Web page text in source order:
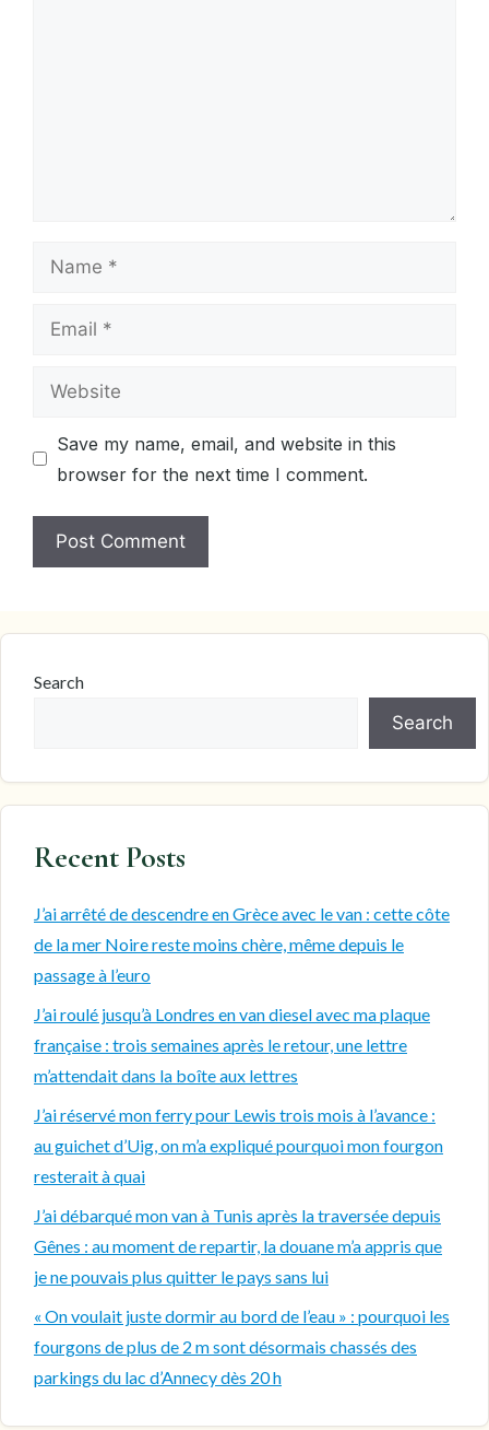
Name
Email
Website
Save my name, email, and website in this
browser for the next time I comment.
Search
Search
Recent Posts
J’ai arrêté de descendre en Grèce avec le van : cette côte
de la mer Noire reste moins chère, même depuis le
passage à l’euro
J’ai roulé jusqu’à Londres en van diesel avec ma plaque
française : trois semaines après le retour, une lettre
m’attendait dans la boîte aux lettres
J’ai réservé mon ferry pour Lewis trois mois à l’avance :
au guichet d’Uig, on m’a expliqué pourquoi mon fourgon
resterait à quai
J’ai débarqué mon van à Tunis après la traversée depuis
Gênes : au moment de repartir, la douane m’a appris que
je ne pouvais plus quitter le pays sans lui
« On voulait juste dormir au bord de l’eau » : pourquoi les
fourgons de plus de 2 m sont désormais chassés des
parkings du lac d’Annecy dès 20 h